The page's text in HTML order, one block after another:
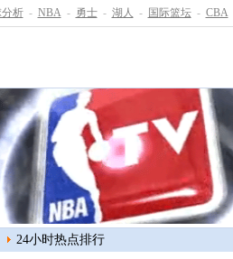
析 - NBA - 勇士 - 湖人 - 国际篮坛 - CBA
24小时热点排行